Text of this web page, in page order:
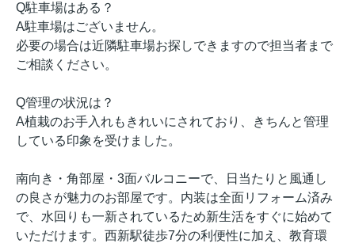
Q駐車場はある？
A駐車場はございません。
必要の場合は近隣駐車場お探しできますので担当者まで
ご相談ください。
Q管理の状況は？
A植栽のお手入れもきれいにされており、きちんと管理
している印象を受けました。
南向き・角部屋・3面バルコニーで、日当たりと風通し
の良さが魅力のお部屋です。内装は全面リフォーム済み
で、水回りも一新されているため新生活をすぐに始めて
いただけます。西新駅徒歩7分の利便性に加え、教育環